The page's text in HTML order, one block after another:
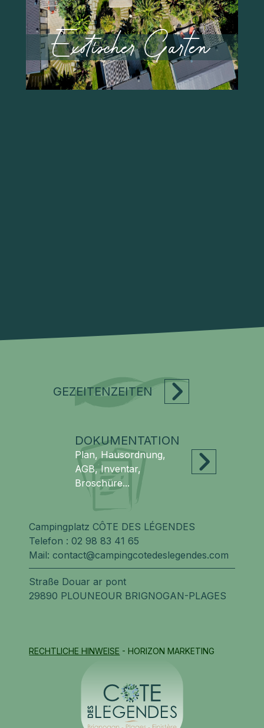
Exotischer Garten
AB
553 €
/ WOCHE
4 PERSONEN
2 SCHLAFEN
GEZEITENZEITEN
DOKUMENTATION
Plan, Hausordnung,
AGB, Inventar,
Broschüre...
Campingplatz CÔTE DES LÉGENDES
Telefon :02 98 83 41 65
Mail:contact@campingcotedeslegendes.com
Straße Douar ar pont
29890 PLOUNEOUR BRIGNOGAN-PLAGES
RECHTLICHE HINWEISE - HORIZON MARKETING